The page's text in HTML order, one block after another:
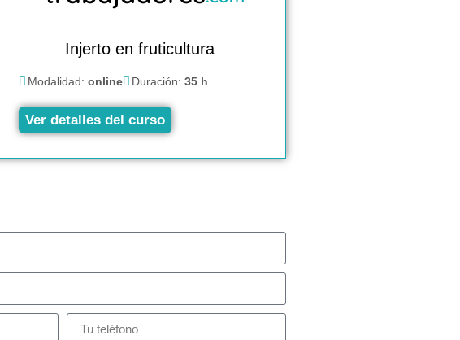
Injerto en fruticultura
Modalidad: online Duración: 35 h
Ver detalles del curso